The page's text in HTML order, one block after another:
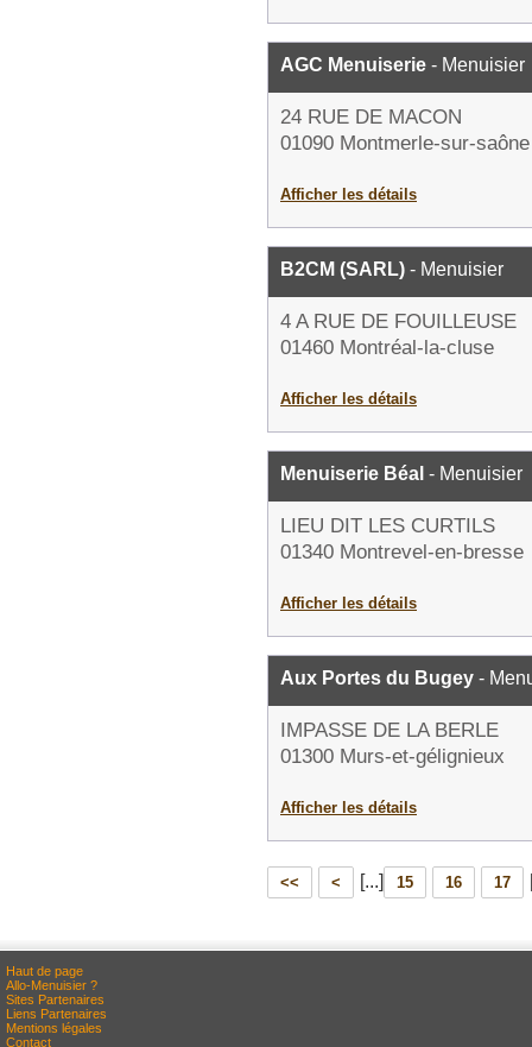
AGC Menuiserie - Menuisier
24 RUE DE MACON
01090 Montmerle-sur-saône
Afficher les détails
B2CM (SARL) - Menuisier
4 A RUE DE FOUILLEUSE
01460 Montréal-la-cluse
Afficher les détails
Menuiserie Béal - Menuisier
LIEU DIT LES CURTILS
01340 Montrevel-en-bresse
Afficher les détails
Aux Portes du Bugey -
IMPASSE DE LA BERLE
01300 Murs-et-gélignieux
Afficher les détails
<< < [...] 15 16 17
Haut de page
Allo-Menuisier ?
Sites Partenaires
Liens Partenaires
Mentions légales
Contact